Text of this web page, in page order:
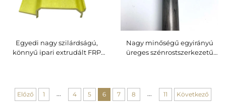
Egyedi nagy szilárdságú,
könnyű ipari extrudált FRP
Nagy minőségű egyirányú
üreges szénrostszerkezetű
Előző 1 ... 4 5 6 7 8 ... 11 Következő